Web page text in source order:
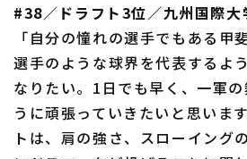
#38／ドラフト3位／九州国際大
「自分の憧れの選手でもある甲
選手のような球界を代表するよ
なりたい。1日でも早く、一軍
うに頑張っていきたいと思いま
トは、肩の強さ、スローイング